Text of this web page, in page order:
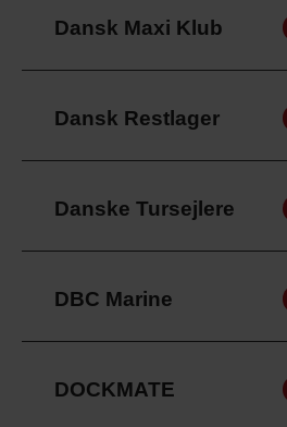
Dansk Maxi Klub
Dansk Restlager
Danske Tursejlere
DBC Marine
DOCKMATE